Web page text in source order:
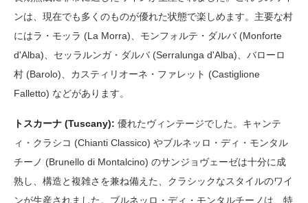
ンは、現在でも多くのものが優れた状態で楽しめます。主要な村
にはラ・モッラ (La Morra)、モンフォルテ・ダルバ (Monforte
d'Alba)、セッラルンガ・ダルバ (Serralunga d'Alba)、バローロ
村 (Barolo)、カスティリオーネ・ファレット (Castiglione
Falletto) などがあります。
トスカーナ (Tuscany): 優れたヴィンテージでした。キャンテ
ィ・クラシコ (Chianti Classico) やブルネッロ・ディ・モンタル
チーノ (Brunello di Montalcino) のサンジョヴェーゼは十分に成
熟し、構造と複雑さを兼ね備えた、クラシックなスタイルのワイ
ンが生産されました。ブルネッロ・ディ・モンタルチーノは、特